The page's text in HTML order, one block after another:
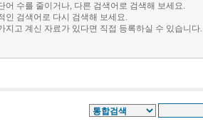
어 수를 줄이거나, 다른 검색어로 검색해 보세요.
인 검색어로 다시 검색해 보세요.
지고 계신 자료가 있다면 직접 등록하실 수 있습니다.